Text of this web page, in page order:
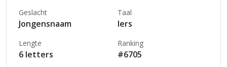
Geslacht
Jongensnaam
Taal
Iers
Lengte
6 letters
Ranking
#6705